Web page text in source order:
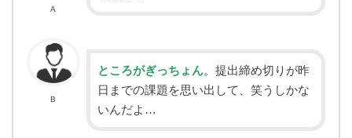
A
B
ところがぎっちょん。提出締め切りが昨
日までの課題を思い出して、笑うしかな
いんだよ…